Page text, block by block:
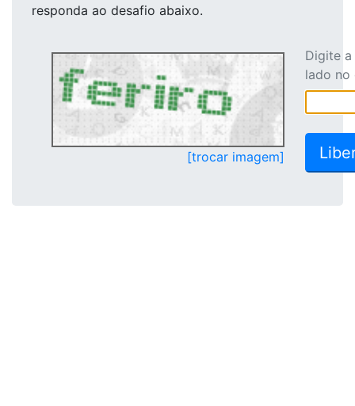
responda ao desafio abaixo.
[trocar imagem]
Digite
lado no